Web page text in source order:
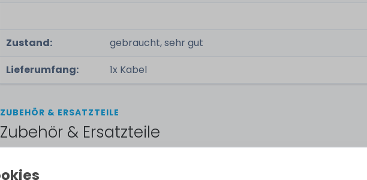
Zustand:
gebraucht, sehr gut
Lieferumfang:
1x Kabel
ZUBEHÖR & ERSATZTEILE
Zubehör & Ersatzteile
HPE 2.5" SFF Smart Carrier